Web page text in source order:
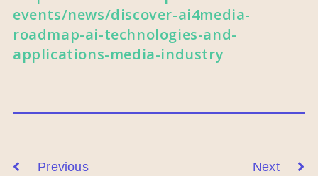
events/news/discover-ai4media-
roadmap-ai-technologies-and-
applications-media-industry
Previous Next